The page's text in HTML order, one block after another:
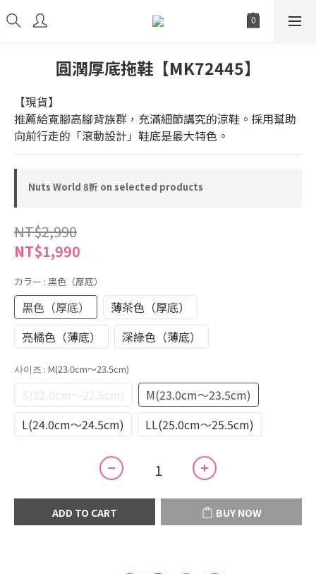
圓潤厚底拖鞋【MK72445】
【現貨】
推薦給寬腳高腳背族群，充滿細節講究的涼鞋。採用幫助
向前行走的「滾動設計」鞋底是最大特色。
Nuts World 8折 on selected products
NT$2,990
NT$1,990
カラー : 黑色（厚底）
黑色（厚底）
薄茶色（厚底）
亮橘色（薄底）
深綠色（薄底）
사이즈 : M(23.0cm～23.5cm)
S(22.0cm～22.5cm)
M(23.0cm～23.5cm)
L(24.0cm～24.5cm)
LL(25.0cm～25.5cm)
ADD TO CART BUY NOW